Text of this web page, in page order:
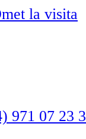
la visita
971 07 23